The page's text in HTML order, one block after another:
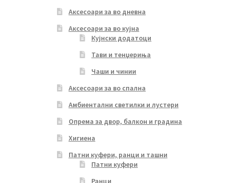
Аксесоари за во дневна
Аксесоари за во кујна
Кујнски додатоци
Тави и тенџериња
Чаши и чинии
Аксесоари за во спална
Амбиентални светилки и лустери
Опрема за двор, балкон и градина
Хигиена
Патни куфери, ранци и ташни
Патни куфери
Ранци